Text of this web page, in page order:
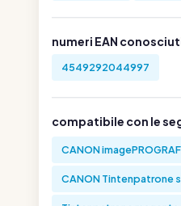
numeri EAN
4549292044997
compatibile con le
CANON
CANON Tintenpatrone